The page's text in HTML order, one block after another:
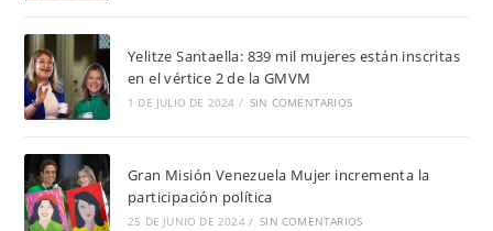
Yelitze Santaella: 839 mil mujeres están inscritas
en el vértice 2 de la GMVM
1 DE JULIO DE 2024 / SIN COMENTARIOS
Gran Misión Venezuela Mujer incrementa la
participación política
25 DE JUNIO DE 2024 / SIN COMENTARIOS